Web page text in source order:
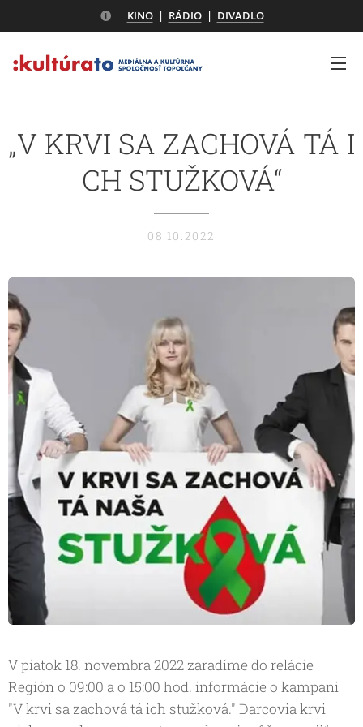
KINO| RÁDIO| DIVADLO
„V KRVI SA ZACHOVÁ TÁ I
CH STUŽKOVÁ“
08.10.2022
V piatok 18. novembra 2022 zaradíme do relácie
Región o 09:00 a o 15:00 hod. informácie o kampani
"V krvi sa zachová tá ich stužková." Darcovia krvi